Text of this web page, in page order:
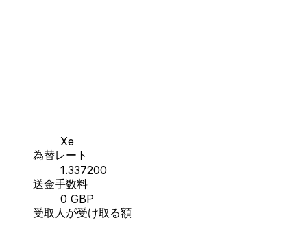
Xe
為替レート
1.337200
送金手数料
0 GBP
受取人が受け取る額